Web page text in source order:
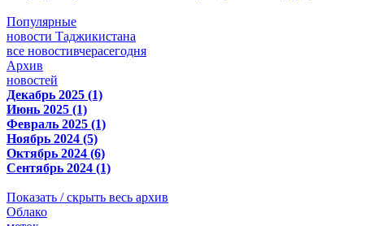
Популярные
новости Таджикистана
все новостивчерасегодня
Архив
новостей
Декабрь 2025 (1)
Июнь 2025 (1)
Февраль 2025 (1)
Ноябрь 2024 (5)
Октябрь 2024 (6)
Сентябрь 2024 (1)
Показать / скрыть весь архив
Облако